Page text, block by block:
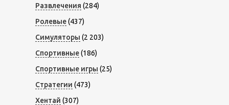
Развлечения (284)
Ролевые(437)
Симуляторы (2 203)
Спортивные(186)
Спортивные игры (25)
Стратегии (473)
Хентай (307)